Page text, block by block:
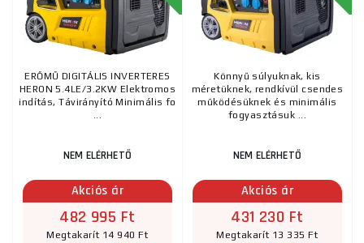
ERŐMŰ DIGITÁLIS INVERTERES
HERON 5.4LE/3.2KW Elektromos
indítás, Távirányító Minimális fo
...
NEM ELÉRHETŐ
Akciós ár
482 995 Ft
Megtakarít 14 940 Ft
Könnyű súlyuknak, kis
méretüknek, rendkívül csendes
működésüknek és minimális
fogyasztásuk ...
NEM ELÉRHETŐ
Akciós ár
431 230 Ft
Megtakarít 13 335 Ft